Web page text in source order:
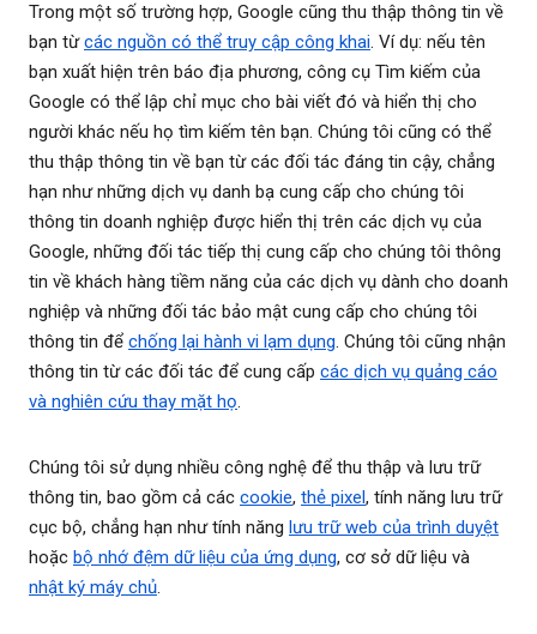
Trong một số trường hợp, Google cũng thu thập thông tin về
bạn từcác nguồn có thể truy cập công khai. Ví dụ: nếu tên
bạn xuất hiện trên báo địa phương, công cụ Tìm kiếm của
Google có thể lập chỉ mục cho bài viết đó và hiển thị cho
người khác nếu họ tìm kiếm tên bạn. Chúng tôi cũng có thể
thu thập thông tin về bạn từ các đối tác đáng tin cậy, chẳng
hạn như những dịch vụ danh bạ cung cấp cho chúng tôi
thông tin doanh nghiệp được hiển thị trên các dịch vụ của
Google, những đối tác tiếp thị cung cấp cho chúng tôi thông
tin về khách hàng tiềm năng của các dịch vụ dành cho doanh
nghiệp và những đối tác bảo mật cung cấp cho chúng tôi
thông tin để chống lại hành vi lạm dụng. Chúng tôi cũng nhận
thông tin từ các đối tác để cung cấp các dịch vụ quảng cáo
và nghiên cứu thay mặt họ.
Chúng tôi sử dụng nhiều công nghệ để thu thập và lưu trữ
thông tin, bao gồm cả các cookie, thẻ pixel, tính năng lưu trữ
cục bộ, chẳng hạn như tính năng lưu trữ web của trình duyệt
hoặc bộ nhớ đệm dữ liệu của ứng dụng, cơ sở dữ liệu và
nhật ký máy chủ.